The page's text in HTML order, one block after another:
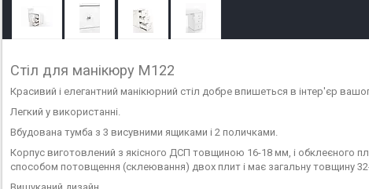
Стіл для манікюру M122
Красивий і елегантний манікюрний стіл добре впишеться в інтер'єр
Легкий у використанні.
Вбудована тумба з 3 висувними ящиками і 2 поличками.
Корпус виготовлений з якісного ДСП товщиною 16-18 мм, і
способом потовщення (склеювання) двох плит і має загальну товщину